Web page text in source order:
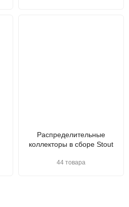
Распределительные
коллекторы в сборе Stout
44 товара